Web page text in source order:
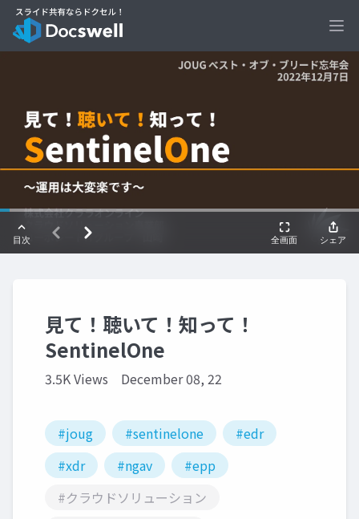
見て！聴いて！知って！
SentinelOne
3.5K Views December 08, 22
#joug #sentinelone
#edr
#xdr
#ngav
#epp
#クラウドソリューション